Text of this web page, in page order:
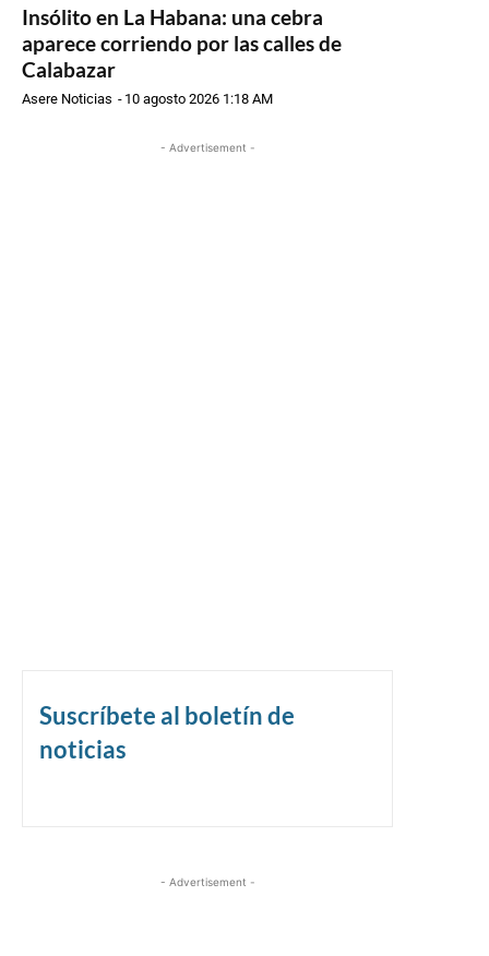
Insólito en La Habana: una cebra
aparece corriendo por las calles de
Calabazar
Asere Noticias - 10 agosto 2026 1:18 AM
- Advertisement -
Suscríbete al boletín de
noticias
- Advertisement -